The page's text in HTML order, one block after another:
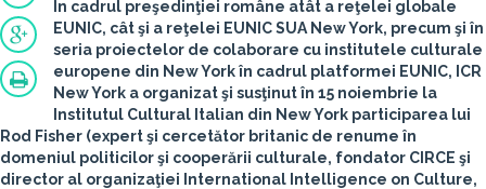
În cadrul preşedinţiei române atât a reţelei globale
EUNIC, cât şi a reţelei EUNIC SUA New York, precum şi în
seria proiectelor de colaborare cu institutele culturale
europene din New York în cadrul platformei EUNIC, ICR
New York a organizat şi susţinut în 15 noiembrie la
Institutul Cultural Italian din New York participarea lui
Rod Fisher (expert şi cercetător britanic de renume în
domeniul politicilor şi cooperării culturale, fondator CIRCE şi
director al organizaţiei International Intelligence on Culture,